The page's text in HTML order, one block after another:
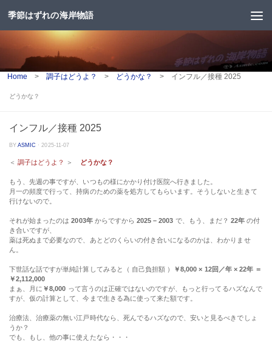
コンテンツへスキップ
季節はずれの海岸物語
Home > 調子はどうよ？ > どうかな？ > インフル／接種 2025
どうかな？
インフル／接種 2025
BYASMIC ·2025-11-07
＜調子はどうよ？ ＞ どうかな？
もう、先週の事ですが、いつもの様にかかり付け医院へ行きました。
月一の頻度で行って、持病のための薬を処方してもらいます。そうしないと生きて
行けないので。
それが始まったのは2003年からですから2025 – 2003 で、もう、まだ？ 22年 の付
き合いですが、
薬は死ぬまで必要なので、あとどのくらいの付き合いになるのかは、わかりませ
ん。
下世話な話ですが単純計算してみると（ 自己負担額 ）
￥8,000 × 12回／年 × 22年 ＝
￥2,112,000
まぁ、月に ￥8,000 って言うのは正確ではないのですが、もっと行ってるハズなんで
すが、仮の計算として、今まで生きる為に使って来た額です。
治療法、治療薬の無い江戸時代なら、死んでるハズなので、安いと見るべきでしょ
うか？
でも、もし、他の事に使えたなら・・・